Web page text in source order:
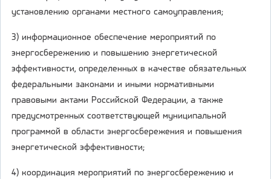
установлению органами местного самоуправления;
3) информационное обеспечение мероприятий по
энергосбережению и повышению энергетической
эффективности, определенных в качестве обязательных
федеральными законами и иными нормативными
правовыми актами Российской Федерации, а также
предусмотренных соответствующей муниципальной
программой в области энергосбережения и повышения
энергетической эффективности;
4) координация мероприятий по энергосбережению и